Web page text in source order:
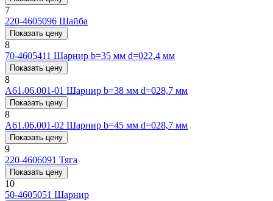
7
220-4605096 Шайба
Показать цену
8
70-4605411 Шарнир b=35 мм d=022,4 мм
Показать цену
8
А61.06.001-01 Шарнир b=38 мм d=028,7 мм
Показать цену
8
А61.06.001-02 Шарнир b=45 мм d=028,7 мм
Показать цену
9
220-4606091 Тяга
Показать цену
10
50-4605051 Шарнир